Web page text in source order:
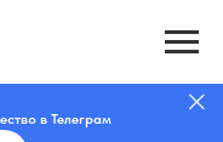
в Телеграм